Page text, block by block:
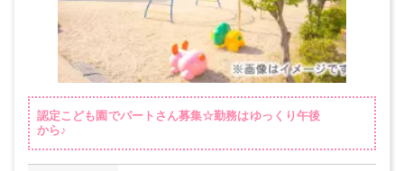
認定こども園でパートさん募集☆勤務はゆっくり午後
から♪